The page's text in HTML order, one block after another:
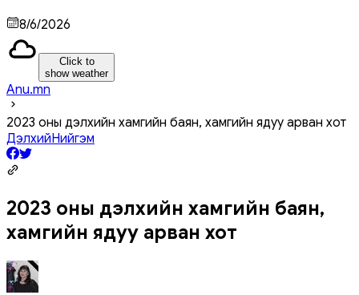
8/6/2026
Click to
show weather
Anu.mn
2023 оны дэлхийн хамгийн баян, хамгийн ядуу арван хот
ДэлхийНийгэм
2023 оны дэлхийн хамгийн баян,
хамгийн ядуу арван хот